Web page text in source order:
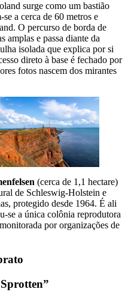
surge como um bastião
a cerca de 60 metros e
O percurso de borda de
amplas e passa diante da
isolada que explica por si
direto à base é fechado por
fotos nascem dos mirantes
(cerca de 1,1 hectare)
de Schleswig-Holstein e
protegido desde 1964. É ali
se a única colônia reprodutora
por organizações de